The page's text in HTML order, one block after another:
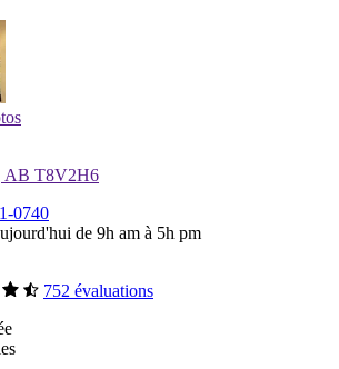
AB T8V2H6
0740
de 9h am à 5h pm
752 évaluations